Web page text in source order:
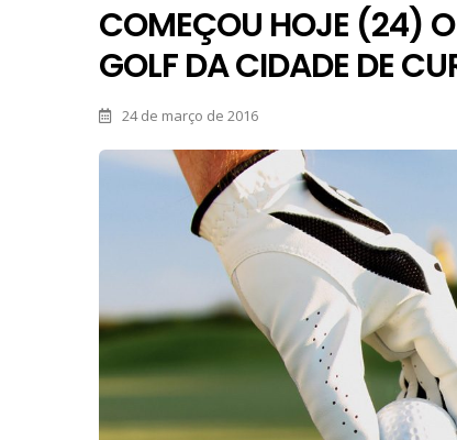
COMEÇOU HOJE (24)
GOLF DA CIDADE DE
24 de março de 2016